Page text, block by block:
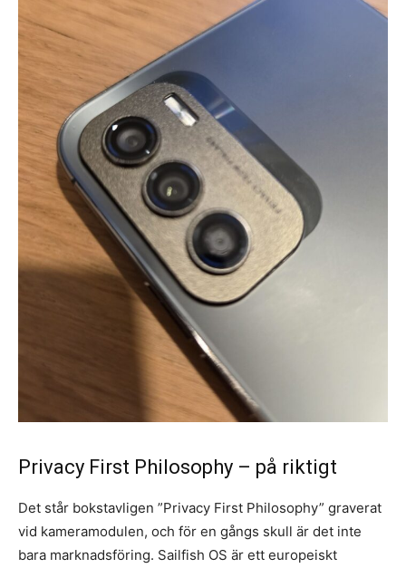
Privacy First Philosophy – på riktigt
Det står bokstavligen ”Privacy First Philosophy” graverat
vid kameramodulen, och för en gångs skull är det inte
bara marknadsföring. Sailfish OS är ett europeiskt